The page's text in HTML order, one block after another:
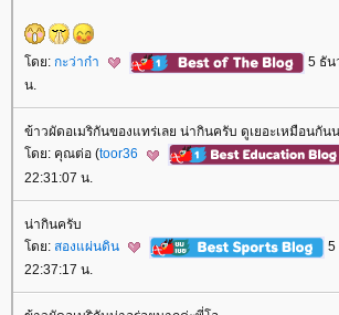
ดย: กะว่าก๋า
5 ธัน
น.
ข้าวผัดอเมริกันของแทร่เลย น่ากินครับ ดูเยอะเหมือนกัน
ดย: คุณต่อ (toor36
22:31:07 น.
น่ากินครับ
ดย: สองแผ่นดิน
5
22:37:17 น.